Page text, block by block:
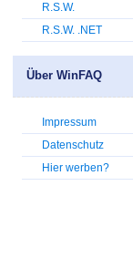
R.S.W.
R.S.W. .NET
Über WinFAQ
Impressum
Datenschutz
Hier werben?